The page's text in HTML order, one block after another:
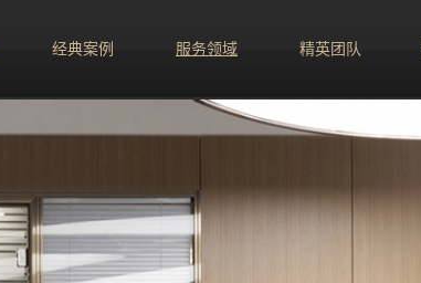
经典案例 服务领域 精英团队